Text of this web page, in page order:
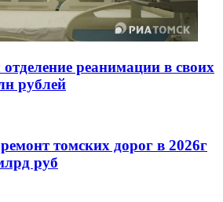
реанимации в своих
рублей
томских дорог в 2026г
руб